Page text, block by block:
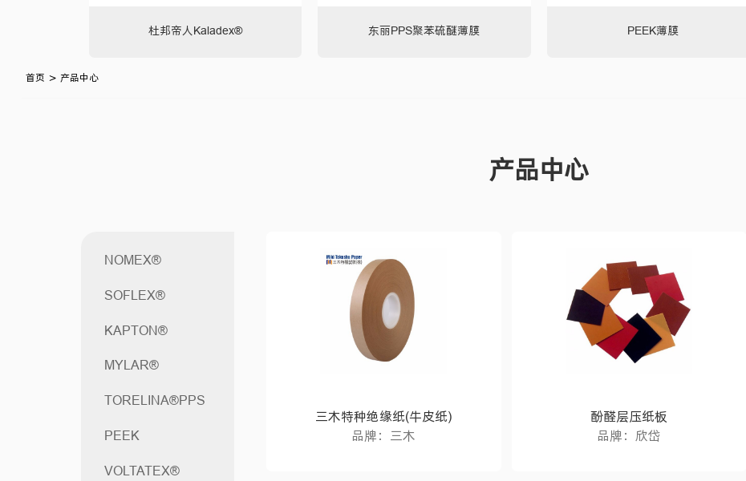
杜邦帝人Kaladex® 东丽PPS聚苯硫醚薄膜 PEEK薄膜
首页 > 产品中心
产品中心
NOMEX®
SOFLEX®
KAPTON®
MYLAR®
TORELINA®PPS
PEEK
VOLTATEX®
三木特种绝缘纸(牛皮纸)
品牌：三木
酚醛层压纸板
品牌：欣岱